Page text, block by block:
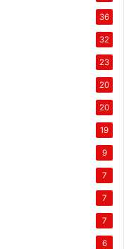
36
32
23
20
20
19
9
7
7
7
6